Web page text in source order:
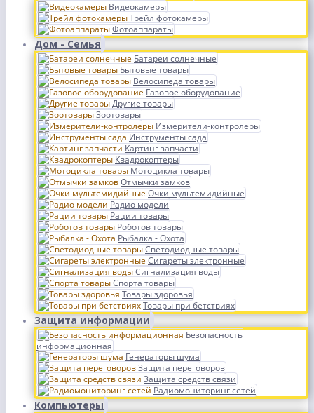
Видеокамеры
Трейл фотокамеры
Фотоаппараты
Дом - Семья
Батареи солнечные
Бытовые товары
Велосипеда товары
Газовое оборудование
Другие товары
Зоотовары
Измерители-контролеры
Инструменты сада
Картинг запчасти
Квадрокоптеры
Мотоцикла товары
Отмычки замков
Очки мультемидийные
Радио модели
Рации товары
Роботов товары
Рыбалка - Охота
Светодиодные товары
Сигареты электронные
Сигнализация воды
Спорта товары
Товары здоровья
Товары при бетствиях
Защита информации
Безопасность
информационная
Генераторы шума
Защита переговоров
Защита средств связи
Радиомониторинг сетей
Компьютеры